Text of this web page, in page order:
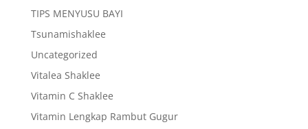
TIPS MENYUSU BAYI
Tsunamishaklee
Uncategorized
Vitalea Shaklee
Vitamin C Shaklee
Vitamin Lengkap Rambut Gugur